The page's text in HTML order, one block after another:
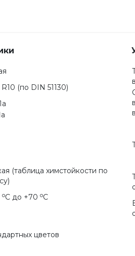
(по DIN 51130)
(таблица химстойкости по
oС до +70 oС
цветов